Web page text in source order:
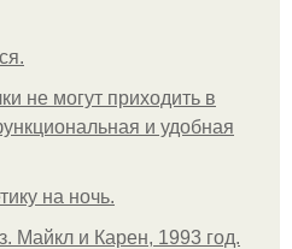
не могут приходить в
и удобная
на ночь.
Майкл и Карен, 1993 год.